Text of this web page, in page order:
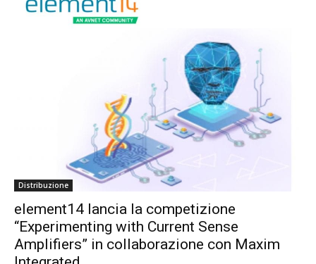
Distribuzione
element14 lancia la competizione
“Experimenting with Current Sense
Amplifiers” in collaborazione con Maxim